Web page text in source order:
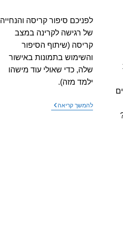
לפניכם סיפור קריסה והנחייה
של רגישה לקרינה במצב
קריסה (שיתוף הסיפור
והשימוש בתמונות באישור
שלה, כדי שאולי עוד מישהו
ילמד מזה).
להמשך קריאהסיפור